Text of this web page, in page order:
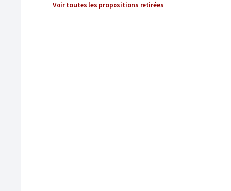
Voir toutes les propositions retirées